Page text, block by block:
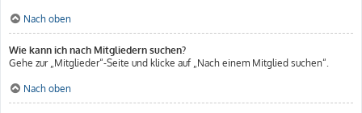
Nach oben
Wie kann ich nach Mitgliedern suchen?
Gehe zur „Mitglieder“-Seite und klicke auf „Nach einem Mitglied suchen“.
Nach oben